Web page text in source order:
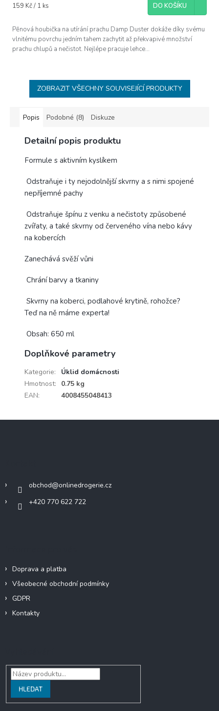
Měrná
159 Kč / 1 ks DO KOŠÍKU
Pěnová houbička na utírání prachu Damp Duster dokáže díky svému
vlnitému povrchu jedním tahem zachytit až překvapivé množství
prachu chlupů a nečistot. Nejlépe pracuje lehce...
ZOBRAZIT VŠECHNY SOUVISEJÍCÍ PRODUKTY
Popis Podobné (8) Diskuze
Detailní popis produktu
Formule s aktivním kyslíkem
Odstraňuje i ty nejodolnější skvrny a s nimi spojené
nepříjemné pachy
Odstraňuje špínu z venku a nečistoty způsobené
zvířaty, a také skvrny od červeného vína nebo kávy
na kobercích
Zanechává svěží vůni
Chrání barvy a tkaniny
Skvrny na koberci, podlahové krytině, rohožce?
Teď na ně máme experta!
Obsah: 650 ml
Doplňkové parametry
Kategorie:
Úklid domácnosti
Hmotnost:
0.75 kg
EAN: 4008455048413
obchod@onlinedrogerie.cz
+420 770 622 722
Doprava a platba
Všeobecné obchodní podmínky
GDPR
Kontakty
HLEDAT